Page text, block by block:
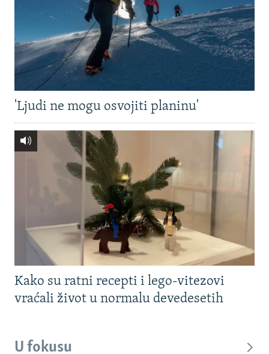
'Ljudi ne mogu osvojiti planinu'
Kako su ratni recepti i lego-vitezovi
vraćali život u normalu devedesetih
U fokusu